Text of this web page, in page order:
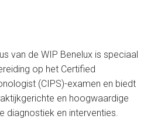
van de WIP Benelux is speciaal
op het Certified
(CIPS)-examen en biedt
en hoogwaardige
diagnostiek en interventies.